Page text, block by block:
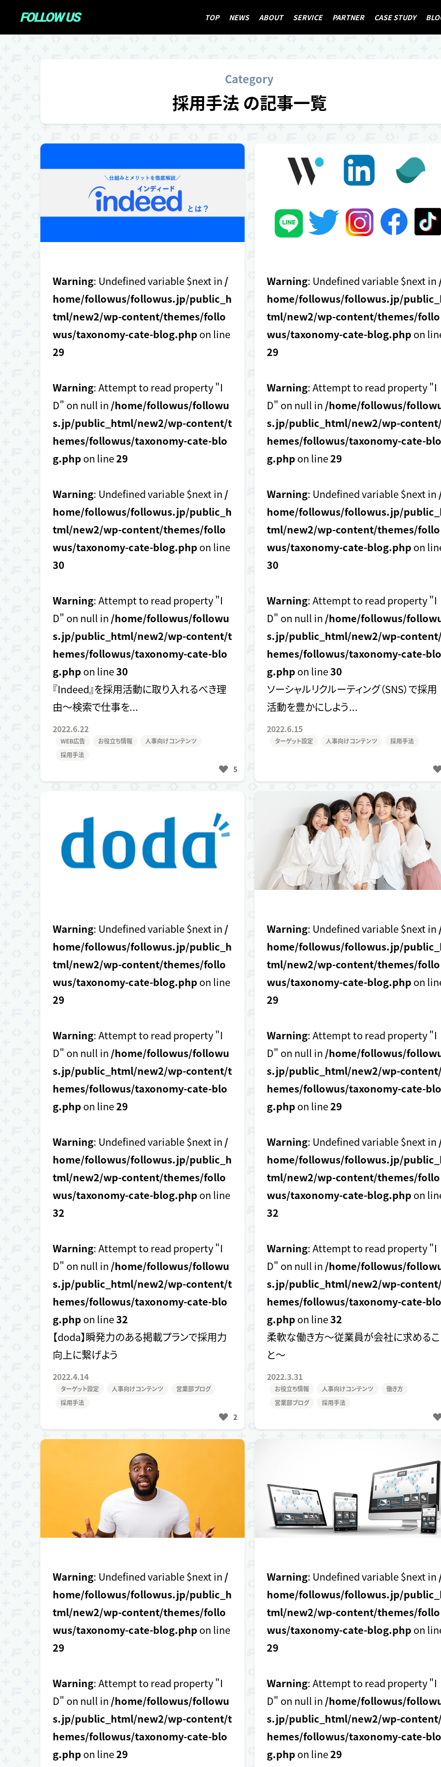
FOLLOW US TOP NEWS ABOUT SERVICE PARTNER CASE STUDY
Category
採用手法 の記事一覧
Warning: Undefined variable $next in /
home/followus/followus.jp/public_h
tml/new2/wp-content/themes/follo
wus/taxonomy-cate-blog.php on line
29
Warning: Attempt to read property "I
D" on null in /home/followus/followu
s.jp/public_html/new2/wp-content/t
hemes/followus/taxonomy-cate-blo
g.php on line29
Warning: Undefined variable $next in /
home/followus/followus.jp/public_h
tml/new2/wp-content/themes/follo
wus/taxonomy-cate-blog.php on line
30
Warning: Attempt to read property "I
D" on null in /home/followus/followu
s.jp/public_html/new2/wp-content/t
hemes/followus/taxonomy-cate-blo
g.php on line30
『Indeed』を採用活動に取り入れるべき理
由～検索で仕事を...
2022.6.22
WEB広告 お役立ち情報
人事向けコンテンツ
採用手法
5
Warning: Undefined variable $next in
home/followus/followus.jp/
tml/new2/wp-content/themes/follo
wus/taxonomy-cate-blog.php on
29
Warning: Attempt to read property "I
D" on null in /home/followus/
s.jp/public_html/new2/wp-
hemes/followus/taxonomy-cate-blo
g.php on line29
Warning: Undefined variable $next in
home/followus/followus.jp/
tml/new2/wp-content/themes/follo
wus/taxonomy-cate-blog.php on
30
Warning: Attempt to read property "I
D" on null in /home/followus/
s.jp/public_html/new2/wp-
hemes/followus/taxonomy-cate-blo
g.php on line30
ソーシャルリクルーティング（SNS）で採用
活動を豊かにしよう...
2022.6.15
ターゲット設定 人事向けコンテンツ 採用手法
Warning: Undefined variable $next in /
home/followus/followus.jp/public_h
tml/new2/wp-content/themes/follo
wus/taxonomy-cate-blog.php on line
29
Warning: Attempt to read property "I
D" on null in /home/followus/followu
s.jp/public_html/new2/wp-content/t
hemes/followus/taxonomy-cate-blo
g.php on line29
Warning: Undefined variable $next in /
home/followus/followus.jp/public_h
tml/new2/wp-content/themes/follo
wus/taxonomy-cate-blog.php on line
32
Warning: Attempt to read property "I
D" on null in /home/followus/followu
s.jp/public_html/new2/wp-content/t
hemes/followus/taxonomy-cate-blo
g.php on line32
【doda】瞬発力のある掲載プランで採用力
向上に繋げよう
2022.4.14
ターゲット設定 人事向けコンテンツ
営業部ブログ
採用手法
2
Warning: Undefined variable $next in
home/followus/followus.jp/
tml/new2/wp-content/themes/follo
wus/taxonomy-cate-blog.php on
29
Warning: Attempt to read property "I
D" on null in /home/followus/
s.jp/public_html/new2/wp-
hemes/followus/taxonomy-cate-blo
g.php on line29
Warning: Undefined variable $next in
home/followus/followus.jp/
tml/new2/wp-content/themes/follo
wus/taxonomy-cate-blog.php on
32
Warning: Attempt to read property "I
D" on null in /home/followus/
s.jp/public_html/new2/wp-
hemes/followus/taxonomy-cate-blo
g.php on line32
柔軟な働き方〜従業員が会社に求めるこ
と〜
2022.3.31
お役立ち情報 人事向けコンテンツ
働き方
営業部ブログ
採用手法
Warning: Undefined variable $next in /
home/followus/followus.jp/public_h
tml/new2/wp-content/themes/follo
wus/taxonomy-cate-blog.php on line
29
Warning: Attempt to read property "I
D" on null in /home/followus/followu
s.jp/public_html/new2/wp-content/t
hemes/followus/taxonomy-cate-blo
g.php on line29
Warning: Undefined variable $next in
home/followus/followus.jp/
tml/new2/wp-content/themes/follo
wus/taxonomy-cate-blog.php on
29
Warning: Attempt to read property "I
D" on null in /home/followus/
s.jp/public_html/new2/wp-
hemes/followus/taxonomy-cate-blo
g.php on line29